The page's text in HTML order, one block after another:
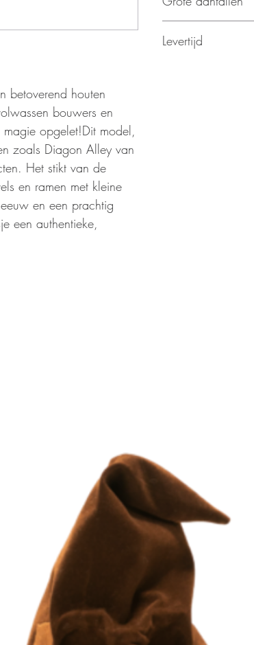
betoverend houten
bouwers en
opgelet!Dit model,
zoals Diagon Alley van
Het stikt van de
en ramen met kleine
en een prachtig
een authentieke,
exacte aantal naar
Levertijd